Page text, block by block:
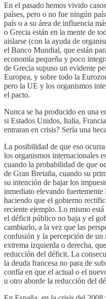
En el pasado hemos vivido
países, pero o no fue ningún
país o a su área de influencia
o Grecia están en la mente de
aislarse (con la ayuda de
el Banco Mundial, que están
economía pequeña y poco
de Grecia supuso un evidente
Europea, y sobre todo la
pero la UE y los organismos
el pacto.
Nunca se ha producido en una
si Estados Unidos, Italia,
entraran en crisis? Sería una
La posibilidad de que eso
los organismos internacionales
cuando la probabilidad de que
de Gran Bretaña, cuando su
su intención de bajar los
inmediato elevando fuertemente
haciendo que el gobierno
reciente ejemplo. Lo mismo
el déficit público no baja y el
cambiarlo, a la vez que las
confusión y la percepción de un
extrema izquierda o derecha,
reducción del déficit. La
la deuda francesa no para de
confía en que el actual o el
u otro aborde la reducción del